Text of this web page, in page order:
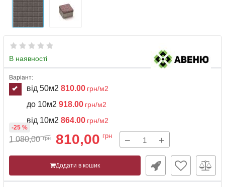
В наявності
Варіант:
від 50м2 810.00 грн/м2
до 10м2 918.00 грн/м2
від 10м2 864.00 грн/м2
1 080,00 грн 810,00 грн
-25 %
− +
Додати в кошик